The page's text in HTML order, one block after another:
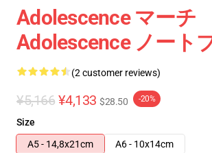
Adolescence マーチ
Adolescence ノート
(2 customer reviews)
¥5,166 ¥4,133 $28.50 -20%
Size
A5 - 14,8x21cm
A6 - 10x14cm